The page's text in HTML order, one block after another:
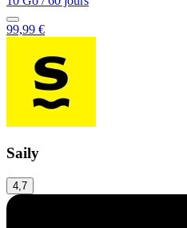
99,99 €
Saily
4,7